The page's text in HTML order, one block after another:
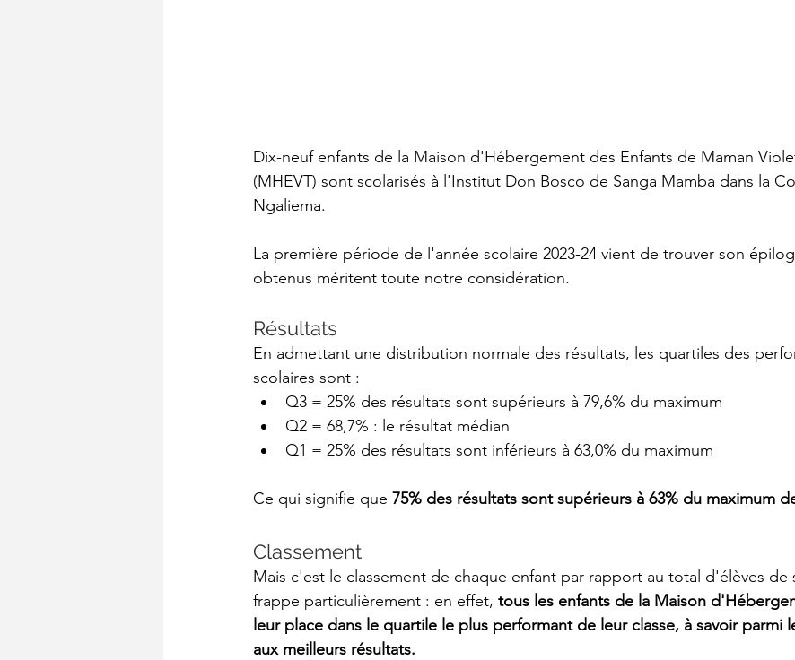
Dix-neuf enfants de la Maison d'Hébergement des Enfants de Maman
(MHEVT) sont scolarisés à l'Institut Don Bosco de Sanga Mamba dans la
Ngaliema.
La première période de l'année scolaire 2023-24 vient de trouver son
obtenus méritent toute notre considération.
Résultats
En admettant une distribution normale des résultats, les quartiles des
scolaires sont :
Q3 = 25% des résultats sont supérieurs à 79,6% du maximum
Q2 = 68,7% : le résultat médian
Q1 = 25% des résultats sont inférieurs à 63,0% du maximum
Ce qui signifie que 75% des résultats sont supérieurs à 63% du maximum
Classement
Mais c'est le classement de chaque enfant par rapport au total d'élèves de
frappe particulièrement : en effet, tous les enfants de la Maison
leur place dans le quartile le plus performant de leur classe, à savoir parmi
aux meilleurs résultats.